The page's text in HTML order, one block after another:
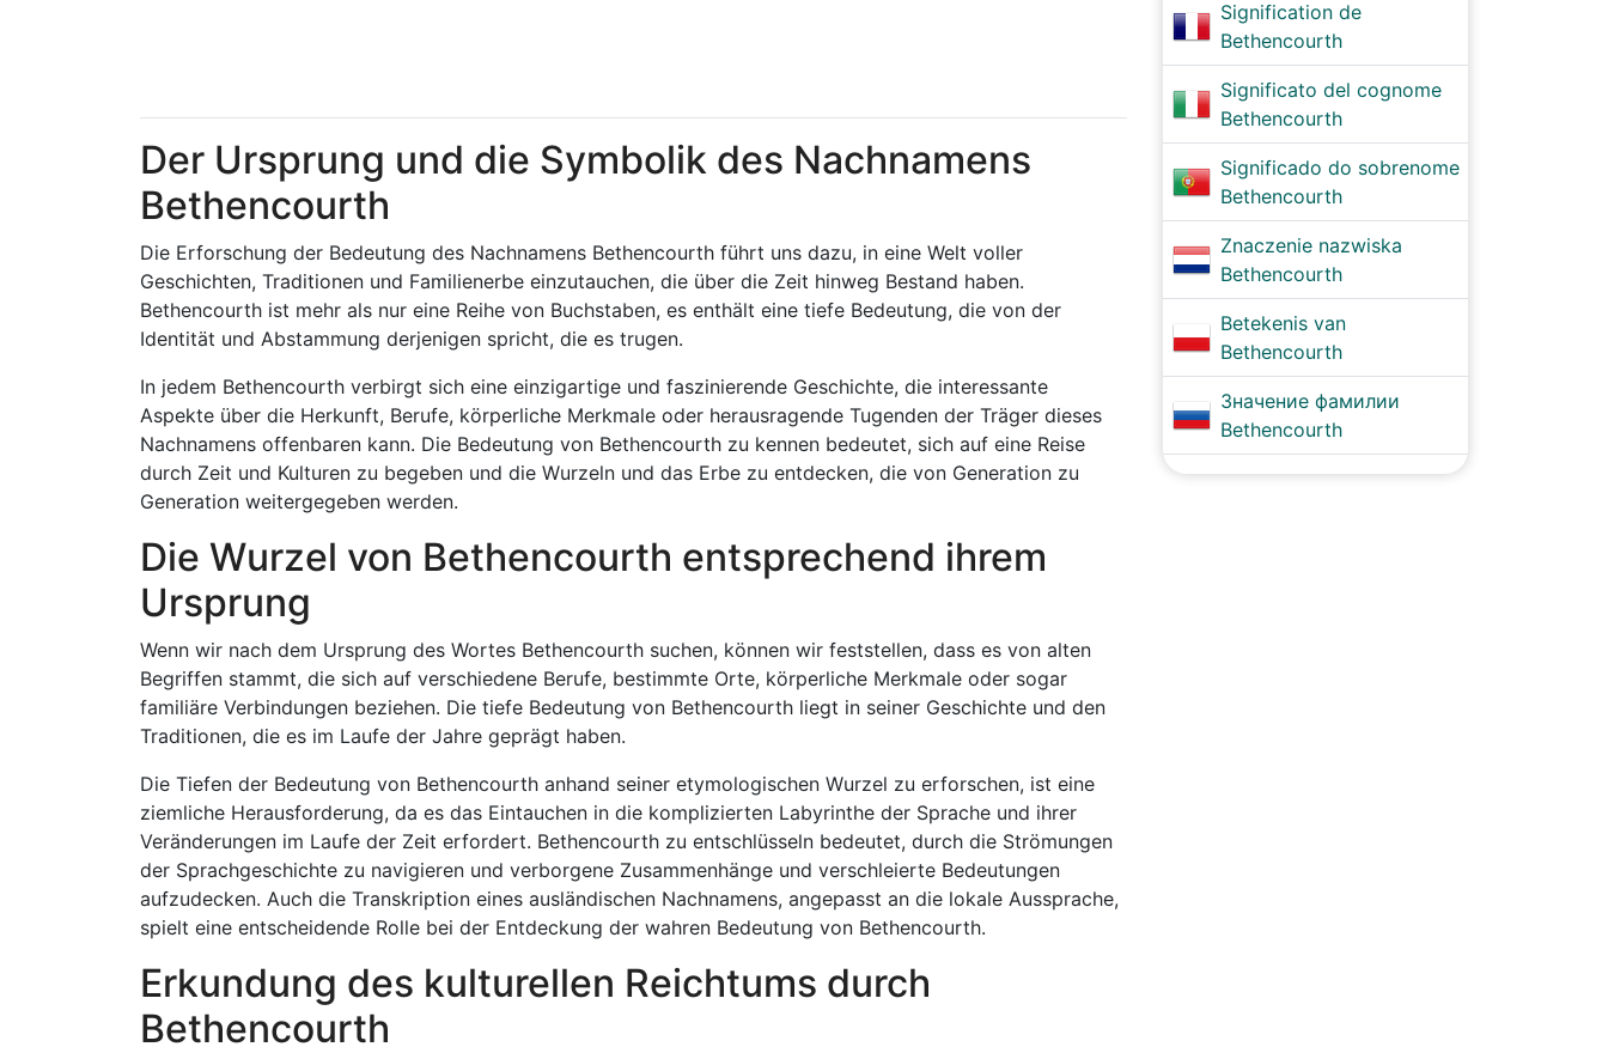
Der Ursprung und die Symbolik des Nachnamens
Bethencourth
Die Erforschung der Bedeutung des Nachnamens Bethencourth führt uns dazu, in eine Welt voller
Geschichten, Traditionen und Familienerbe einzutauchen, die über die Zeit hinweg Bestand haben.
Bethencourth ist mehr als nur eine Reihe von Buchstaben, es enthält eine tiefe Bedeutung, die von der
Identität und Abstammung derjenigen spricht, die es trugen.
In jedem Bethencourth verbirgt sich eine einzigartige und faszinierende Geschichte, die interessante
Aspekte über die Herkunft, Berufe, körperliche Merkmale oder herausragende Tugenden der Träger dieses
Nachnamens offenbaren kann. Die Bedeutung von Bethencourth zu kennen bedeutet, sich auf eine Reise
durch Zeit und Kulturen zu begeben und die Wurzeln und das Erbe zu entdecken, die von Generation zu
Generation weitergegeben werden.
Die Wurzel von Bethencourth entsprechend ihrem
Ursprung
Wenn wir nach dem Ursprung des Wortes Bethencourth suchen, können wir feststellen, dass es von alten
Begriffen stammt, die sich auf verschiedene Berufe, bestimmte Orte, körperliche Merkmale oder sogar
familiäre Verbindungen beziehen. Die tiefe Bedeutung von Bethencourth liegt in seiner Geschichte und den
Traditionen, die es im Laufe der Jahre geprägt haben.
Die Tiefen der Bedeutung von Bethencourth anhand seiner etymologischen Wurzel zu erforschen, ist eine
ziemliche Herausforderung, da es das Eintauchen in die komplizierten Labyrinthe der Sprache und ihrer
Veränderungen im Laufe der Zeit erfordert. Bethencourth zu entschlüsseln bedeutet, durch die Strömungen
der Sprachgeschichte zu navigieren und verborgene Zusammenhänge und verschleierte Bedeutungen
aufzudecken. Auch die Transkription eines ausländischen Nachnamens, angepasst an die lokale Aussprache,
spielt eine entscheidende Rolle bei der Entdeckung der wahren Bedeutung von Bethencourth.
Erkundung des kulturellen Reichtums durch
Bethencourth
Signification de
Bethencourth
Significato del cognome
Bethencourth
Significado do sobrenome
Bethencourth
Znaczenie nazwiska
Bethencourth
Betekenis van
Bethencourth
Значение фамилии
Bethencourth